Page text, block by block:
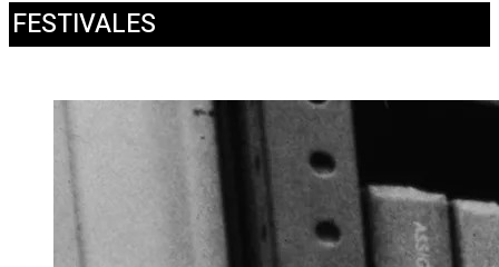
FESTIVALES